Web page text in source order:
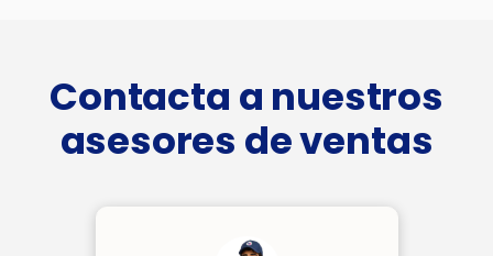
Contacta a nuestros
asesores de ventas